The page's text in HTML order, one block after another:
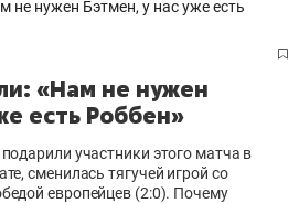
«Нам не нужен
есть Роббен»
участники этого матча в
сменилась тягучей игрой со
европейцев (2:0). Почему